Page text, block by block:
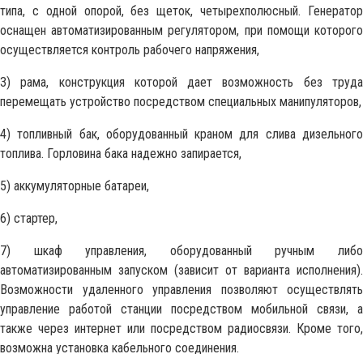
типа, с одной опорой, без щеток, четырехполюсный. Генератор
оснащен автоматизированным регулятором, при помощи которого
осуществляется контроль рабочего напряжения,
3) рама, конструкция которой дает возможность без труда
перемещать устройство посредством специальных манипуляторов,
4) топливный бак, оборудованный краном для слива дизельного
топлива. Горловина бака надежно запирается,
5) аккумуляторные батареи,
6) стартер,
7) шкаф управления, оборудованный ручным либо
автоматизированным запуском (зависит от варианта исполнения).
Возможности удаленного управления позволяют осуществлять
управление работой станции посредством мобильной связи, а
также через интернет или посредством радиосвязи. Кроме того,
возможна установка кабельного соединения.